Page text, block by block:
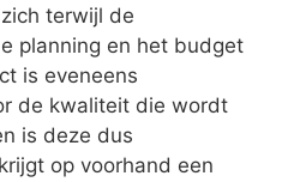
terwijl de
planning en het budget
is eveneens
de kwaliteit die wordt
is deze dus
op voorhand een